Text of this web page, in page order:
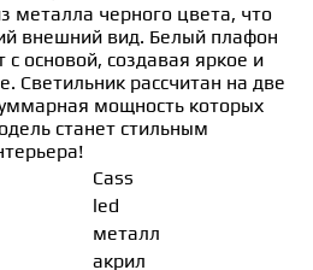
металла черного цвета, что
внешний вид. Белый плафон
с основой, создавая яркое и
Светильник рассчитан на две
мощность которых
станет стильным
Cass
led
металл
акрил